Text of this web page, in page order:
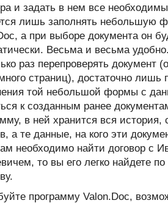
и задать в нем все
лишь заполнять небольшую
а при выборе документа он
Весьма и весьма
раз перепроверять документ
страниц), достаточно лишь
той небольшой формы с
к созданным ранее
в ней хранится вся
а те данные, на кого эти
необходимо найти договор с
то вы его легко найдете
программу Valon.Doc,